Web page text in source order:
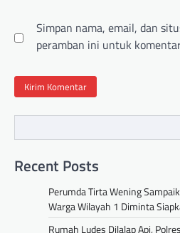
Simpan nama, email, dan
peramban ini untuk
Recent Posts
Perumda Tirta Wening
Warga Wilayah 1 Diminta
Rumah Ludes Dilalap Api,